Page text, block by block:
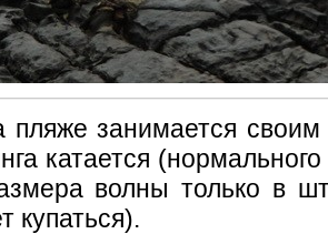
пляже занимается
катается
волны только в
купаться).